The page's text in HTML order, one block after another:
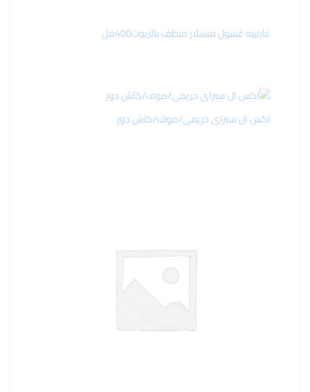
غارنييه غسول ميسلار منظف بالزيوت400مل
اكس ال سبراى حريمى/موف/كاش دور